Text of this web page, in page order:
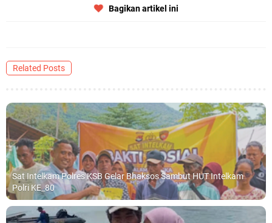
Bagikan artikel ini
Related Posts
Sat Intelkam Polres KSB Gelar Bhaksos Sambut HUT Intelkam
Polri KE_80